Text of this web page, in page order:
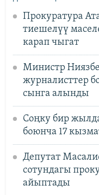
Прокуратура
тиешелүү
карап чыгат
Министр
журналисттер
сынга алынды
Соңку бир
боюнча 17
Депутат
сотундагы
айыптады